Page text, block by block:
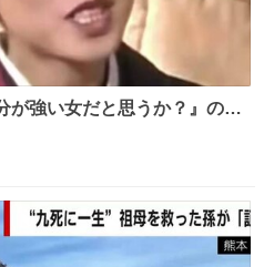
が強い女だと思うか？』の一
ず本音をこぼす瞬間😭